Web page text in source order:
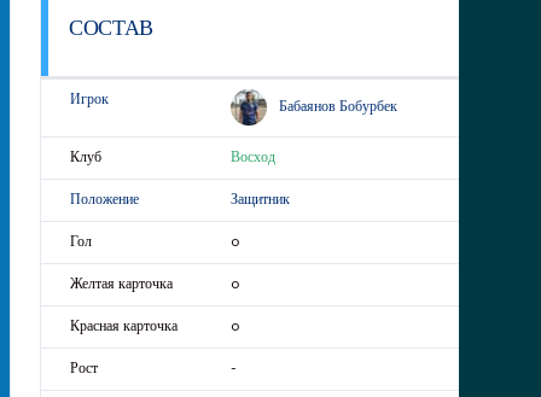
СОСТАВ
Бабаянов Бобурбек
Восход
Защитник
0
0
0
-